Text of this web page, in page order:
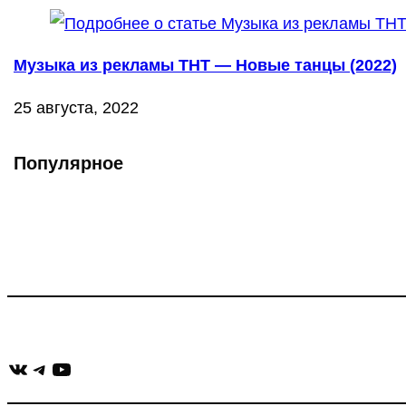
Музыка из рекламы ТНТ — Новые танцы (2022)
25 августа, 2022
Популярное
ВКонтакте
Telegram
YouTube